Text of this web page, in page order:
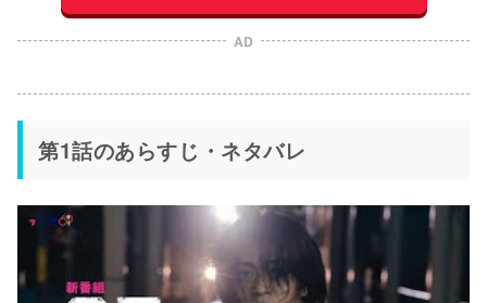
AD
第1話のあらすじ・ネタバレ